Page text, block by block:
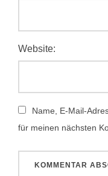
Website:
Name, E-Mail-
für meinen nächsten